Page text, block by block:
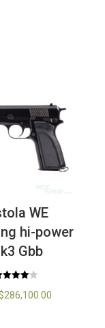
WE
hi-power
Gbb
con
286,100.00